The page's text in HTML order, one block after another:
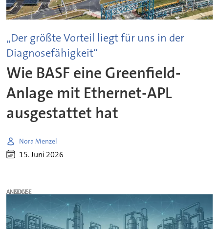
„Der größte Vorteil liegt für uns in der
Diagnosefähigkeit“
Wie BASF eine Greenfield-
Anlage mit Ethernet-APL
ausgestattet hat
Nora Menzel
15. Juni 2026
ANZEIGE